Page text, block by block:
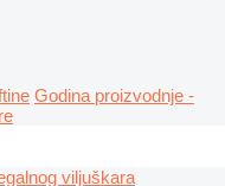
Godina proizvodnje -